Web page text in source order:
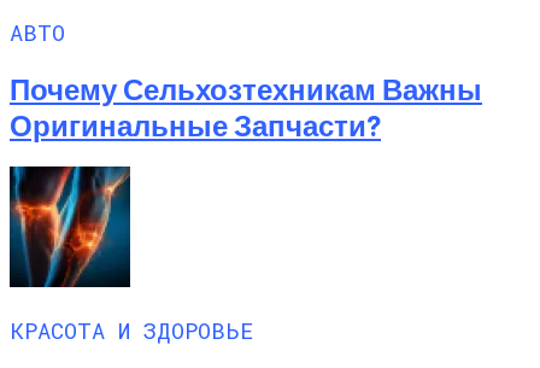
АВТО
Почему Сельхозтехникам Важны
Оригинальные Запчасти?
КРАСОТА И ЗДОРОВЬЕ